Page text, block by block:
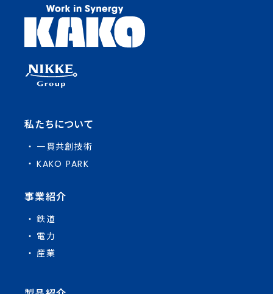
私たちについて
一貫共創技術
KAKO PARK
事業紹介
鉄道
電力
産業